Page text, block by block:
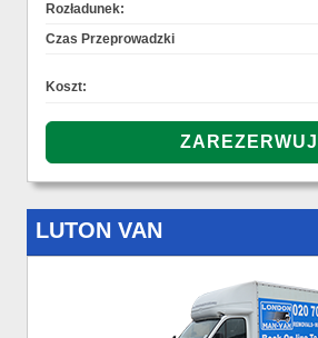
Rozładunek:
Czas Przeprowadzki
Koszt:
LUTON VAN